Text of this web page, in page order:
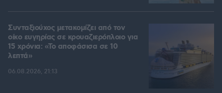
Συνταξιούχος μετακομίζει από τον
οίκο ευγηρίας σε κρουαζιερόπλοιο για
15 χρόνια: «Το αποφάσισα σε 10
λεπτά»
06.08.2026, 21:13